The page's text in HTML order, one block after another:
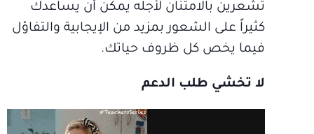
تشعرين بالامتنان لأجله يمكن أن يساعدك
كثيراً على الشعور بمزيد من الإيجابية والتفاؤل
فيما يخص كل ظروف حياتك.
لا تخشي طلب الدعم